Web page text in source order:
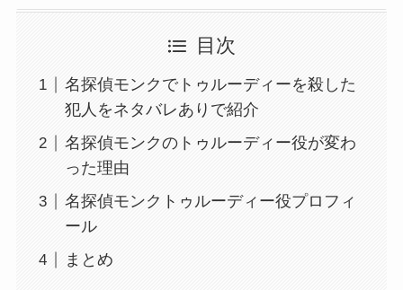
目次
名探偵モンクでトゥルーディーを殺した
犯人をネタバレありで紹介
名探偵モンクのトゥルーディー役が変わ
った理由
名探偵モンクトゥルーディー役プロフィ
ール
まとめ